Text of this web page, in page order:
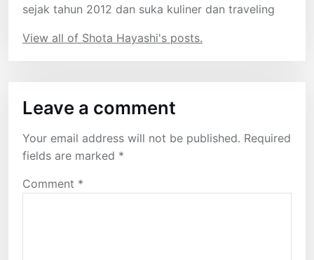
sejak tahun 2012 dan suka kuliner dan traveling
View all of Shota Hayashi's posts.
Leave a comment
Your email address will not be published. Required
fields are marked *
Comment *